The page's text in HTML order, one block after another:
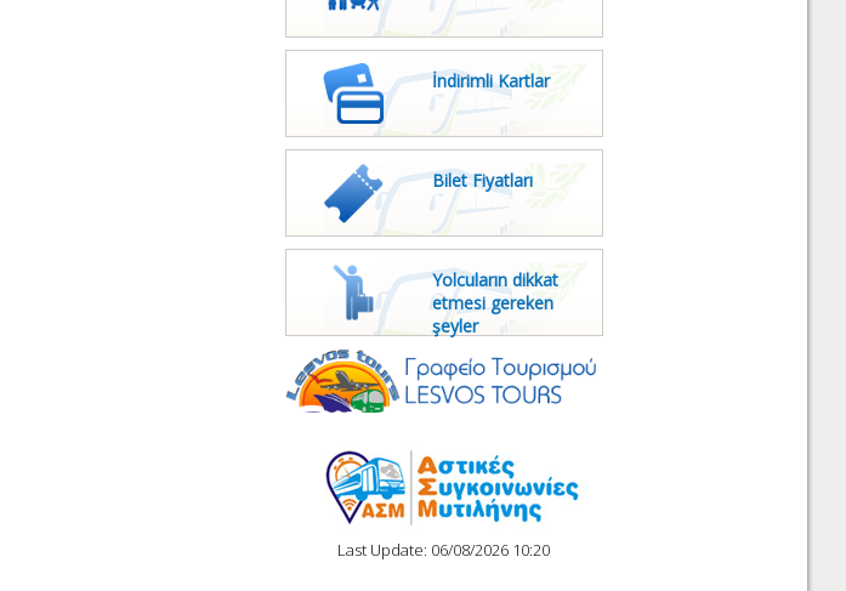
İndirimli Kartlar
Bilet Fiyatları
Yolcuların dikkat
etmesi gereken
şeyler
Last Update: 06/08/2026 10:20